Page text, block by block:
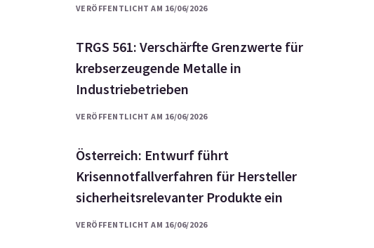
VERÖFFENTLICHT AM 16/06/2026
TRGS 561: Verschärfte Grenzwerte für
krebserzeugende Metalle in
Industriebetrieben
VERÖFFENTLICHT AM 16/06/2026
Österreich: Entwurf führt
Krisennotfallverfahren für Hersteller
sicherheitsrelevanter Produkte ein
VERÖFFENTLICHT AM 16/06/2026